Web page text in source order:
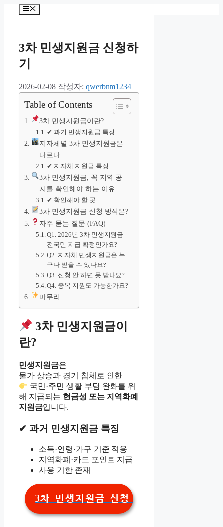
메
3차 민생지원금 신청하
기
2026-02-08 작성자: qwerbnm1234
Table of Contents
3차 민생지원금이란?
✔ 과거 민생지원금 특징
지자체별 3차 민생지원금은
다르다
✔ 지자체 지원금 특징
3차 민생지원금, 꼭 지역 공
지를 확인해야 하는 이유
✔ 확인해야 할 곳
3차 민생지원금 신청 방식은?
자주 묻는 질문 (FAQ)
Q1. 2026년 3차 민생지원금
전국민 지급 확정인가요?
Q2. 지자체 민생지원금은 누
구나 받을 수 있나요?
Q3. 신청 안 하면 못 받나요?
Q4. 중복 지원도 가능한가요?
마무리
3차 민생지원금이
란?
민생지원금은
물가 상승과 경기 침체로 인한
국민·주민 생활 부담 완화를 위
해 지급되는 현금성 또는 지역화폐
지원금입니다.
✔ 과거 민생지원금 특징
소득·연령·가구 기준 적용
지역화폐·카드 포인트 지급
사용 기한 존재
3차 민생지원금 신청 바로가기